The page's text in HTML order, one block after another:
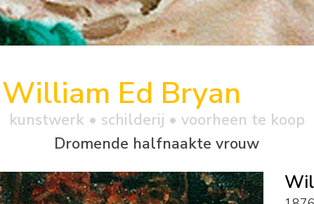
William Ed Bryan
kunstwerk • schilderij • voorheen te koop
Dromende halfnaakte vrouw